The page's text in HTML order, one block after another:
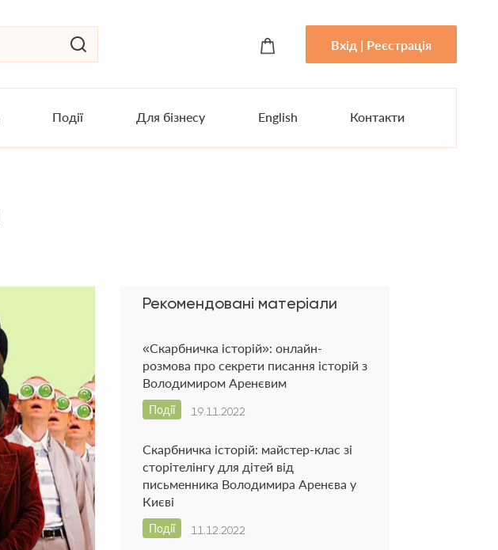
Вхід | Реєстрація
Події Для бізнесу English Контакти
Рекомендовані матеріали
«Скарбничка історій»: онлайн-
розмова про секрети писання історій з
Володимиром Аренєвим
19.11.2022
Події
Скарбничка історій: майстер-клас зі
сторітелінгу для дітей від
письменника Володимира Аренєва у
Києві
11.12.2022
Події